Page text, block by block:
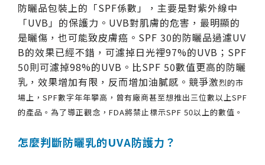
防曬品包裝上的「SPF係數」，主要是對紫外線中
「UVB」的保護力。UVB對肌膚的危害，最明顯的
是曬傷，也可能致皮膚癌。SPF 30的防曬品過濾UV
B的效果已經不錯，可濾掉日光裡97%的UVB；SPF
50則可濾掉98%的UVB。比SPF 50數值更高的防曬
乳，效果增加有限，反而增加油膩感。競爭激烈的市
場上，SPF數字年年攀高，曾有廠商甚至想推出三位數以上SPF
的產品。為了導正觀念，FDA將禁止標示SPF 50以上的數值。
怎麼判斷防曬乳的UVA防護力？